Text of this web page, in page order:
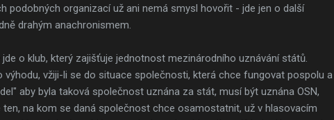
podobných organizací už ani nemá smysl hovořit - jde jen o další
drahým anachronismem.
o klub, který zajišťuje jednotnost mezinárodního uznávání států.
vžiji-li se do situace společnosti, která chce fungovat pospolu a
aby byla taková společnost uznána za stát, musí být uznána OSN,
na kom se daná společnost chce osamostatnit, už v hlasovacím